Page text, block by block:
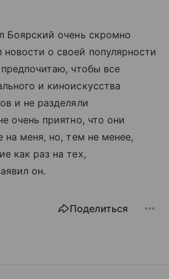
Боярский очень скромно
о своей популярности
чтобы все
и киноискусства
и не разделяли
очень приятно, что они
на меня, но, тем не менее,
как раз на тех,
он.
Поделиться